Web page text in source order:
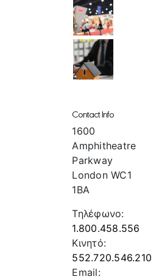
Contact Info
1600
Amphitheatre
Parkway
London WC1
1BA
Τηλέφωνο:
1.800.458.556
Κινητό:
552.720.546.210
Email: